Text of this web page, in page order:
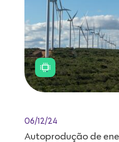
06/12/24
Autoprodução de